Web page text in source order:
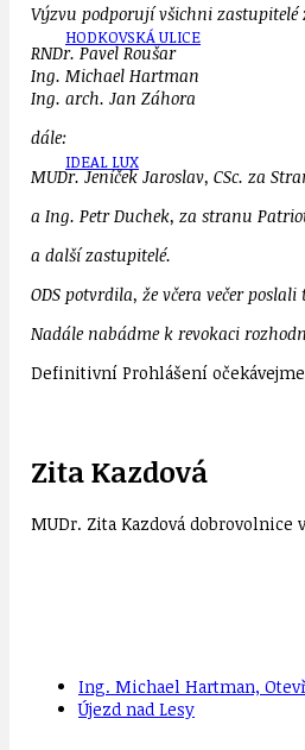
HODKOVSKÁ ULICE
IDEAL LUX
Výzvu podporují všichni zastupitelé
RNDr. Pavel Roušar
Ing. Michael Hartman
Ing. arch. Jan Záhora
dále:
MUDr. Jeníček Jaroslav, CSc. za
a Ing. Petr Duchek, za stranu
a další zastupitelé.
ODS potvrdila, že včera večer
Nadále nabádme k revokaci
Definitivní Prohlášení
Zita Kazdová
MUDr. Zita Kazdová
Ing. Michael Hartman,
Újezd nad Lesy